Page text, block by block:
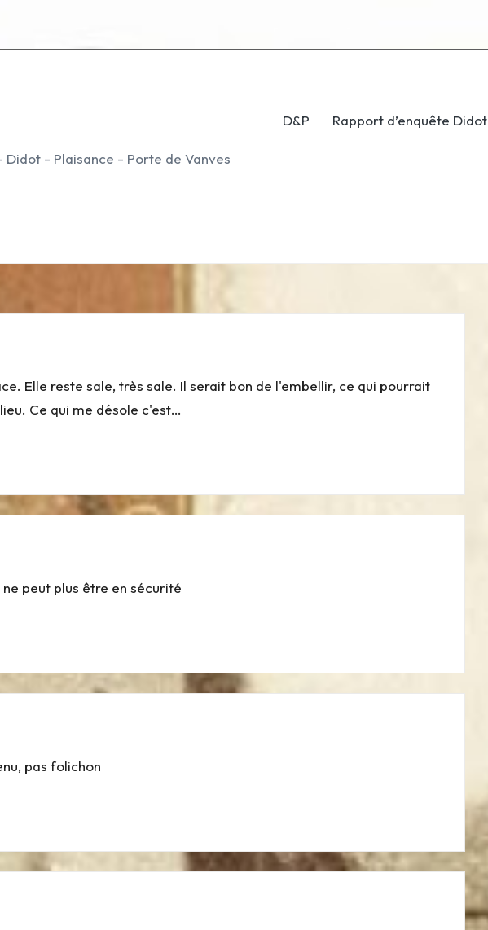
- Plaisance - Porte de Vanves
D&P Rapport d’enquête Didot
Elle reste sale, très sale. Il serait bon de l'embellir, ce qui pourrait
Ce qui me désole c'est…
peut plus être en sécurité
pas folichon